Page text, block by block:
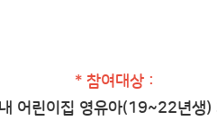
* 참여대상 :
어린이집 영유아(19~22년생